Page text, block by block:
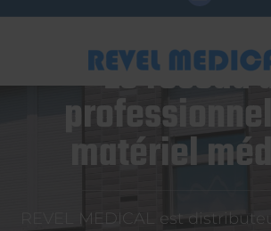
Le réseau
matériel
REVEL MEDICAL est